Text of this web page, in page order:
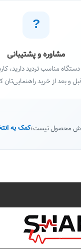
?
مشاوره و پشتیبانی
مناسب تردید دارید،
و بعد از خرید راهنمایی‌تان
محصول نیست؛کمک به